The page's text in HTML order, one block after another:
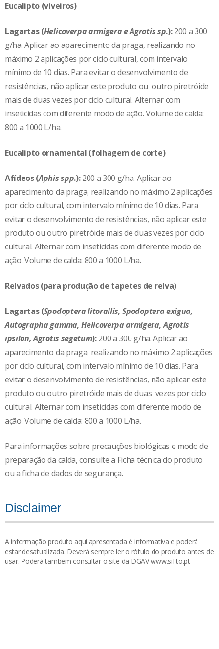
Eucalipto (viveiros)
Lagartas (Helicoverpa armigera e Agrotis sp.):200 a 300
g/ha. Aplicar ao aparecimento da praga, realizando no
máximo 2 aplicações por ciclo cultural, com intervalo
mínimo de 10 dias. Para evitar o desenvolvimento de
resistências, não aplicar este produto ou outro piretróide
mais de duas vezes por ciclo cultural. Alternar com
inseticidas com diferente modo de ação. Volume de calda:
800 a 1000 L/ha.
Eucalipto ornamental (folhagem de corte)
Afídeos (Aphis spp.):200 a 300 g/ha. Aplicar ao
aparecimento da praga, realizando no máximo 2 aplicações
por ciclo cultural, com intervalo mínimo de 10 dias. Para
evitar o desenvolvimento de resistências, não aplicar este
produto ou outro piretróide mais de duas vezes por ciclo
cultural. Alternar com inseticidas com diferente modo de
ação. Volume de calda: 800 a 1000 L/ha.
Relvados (para produção de tapetes de relva)
Lagartas (Spodoptera litorallis, Spodoptera exigua,
Autographa gamma, Helicoverpa armigera, Agrotis
ipsilon, Agrotis segetum):200 a 300 g/ha. Aplicar ao
aparecimento da praga, realizando no máximo 2 aplicações
por ciclo cultural, com intervalo mínimo de 10 dias. Para
evitar o desenvolvimento de resistências, não aplicar este
produto ou outro piretróide mais de duas vezes por ciclo
cultural. Alternar com inseticidas com diferente modo de
ação. Volume de calda: 800 a 1000 L/ha.
Para informações sobre precauções biológicas e modo de
preparação da calda, consulte a Ficha técnica do produto
ou a ficha de dados de segurança.
Disclaimer
A informação produto aqui apresentada é informativa e poderá
estar desatualizada. Deverá sempre ler o rótulo do produto antes de
usar. Poderá também consultar o site da DGAV www.sifito.pt